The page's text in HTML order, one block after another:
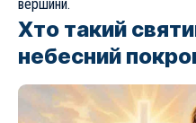
вершини.
Хто такий
небесний